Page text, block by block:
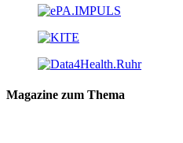
Magazine zum Thema